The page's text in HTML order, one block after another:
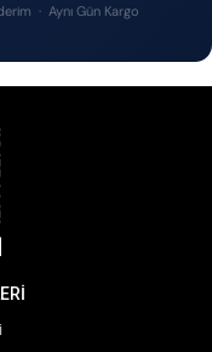
· Aynı Gün Kargo